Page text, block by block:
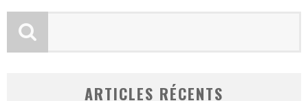
ARTICLES RÉCENTS